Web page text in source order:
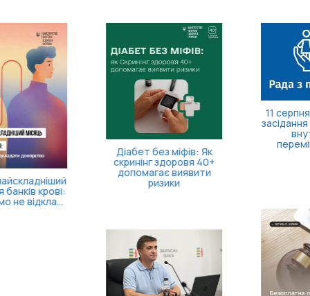
11 серпня відбудеться
засідання Ради з питань
переміщених осіб
Більше часу на запуск
власної справи!